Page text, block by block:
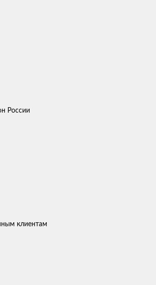
России
клиентам